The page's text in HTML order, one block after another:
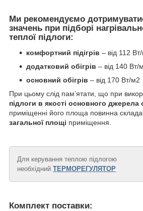
Ми рекомендуємо
значень при підборі
теплої підлоги:
комфортний підігрів – від 112
додатковий обігрів – від 140 Вт/м
основний обігрів – від 170 Вт/м2
При цьому слід пам’ятати, що при
підлоги в якості основного джерела
приміщенні його площа повинна
загальної площі приміщення.
Для керування теплою підлогою
необхідний ТЕРМОРЕГУЛЯТОР
Комплект поставки: